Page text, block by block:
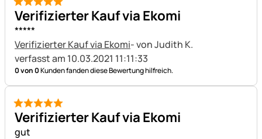
5 von 5
Verifizierter Kauf via Ekomi
*****
Verifizierter Kauf via Ekomi- von Judith K.
verfasst am 10.03.2021 11:11:33
0 von 0Kunden fanden diese Bewertung hilfreich.
5 von 5
Verifizierter Kauf via Ekomi
gut